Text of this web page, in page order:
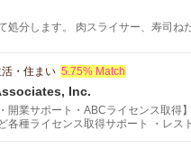
処分します。 肉スライサー、寿司
・住まい 5.75% Match
Inc.
開業サポート・ABCライセンス取
各種ライセンス取得サポート ・レ